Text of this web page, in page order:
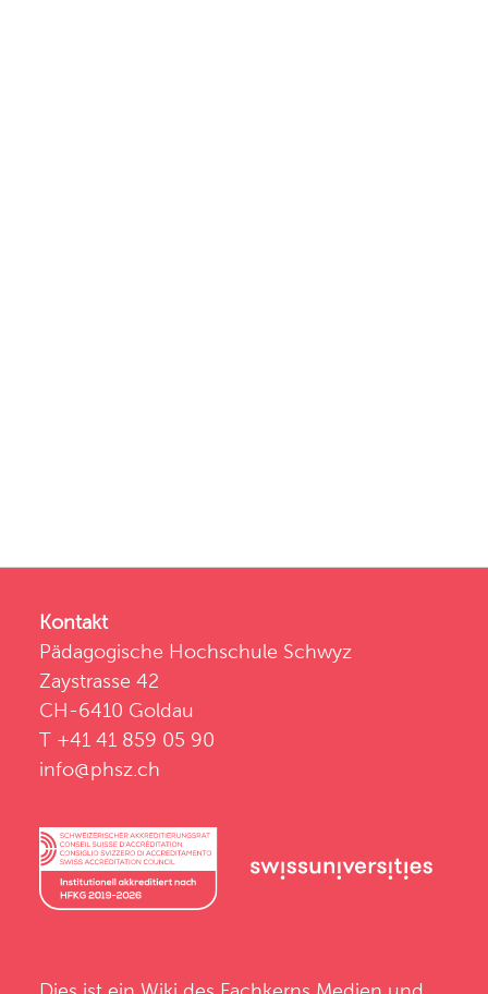
Kontakt
Pädagogische Hochschule Schwyz
Zaystrasse 42
CH-6410 Goldau
T +41 41 859 05 90
info@phsz.ch